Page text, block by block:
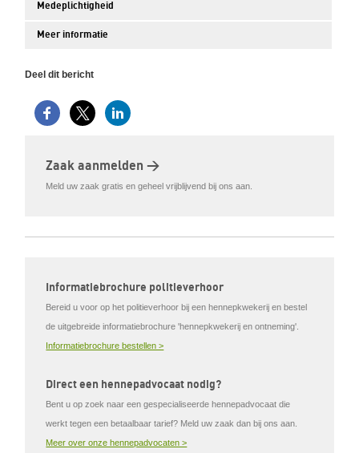
Medeplichtigheid
Meer informatie
Deel dit bericht
Zaak aanmelden >
Meld uw zaak gratis en geheel vrijblijvend bij ons aan.
Informatiebrochure politieverhoor
Bereid u voor op het politieverhoor bij een hennepkwekerij en bestel
de uitgebreide informatiebrochure 'hennepkwekerij en ontneming'.
Informatiebrochure bestellen >
Direct een hennepadvocaat nodig?
Bent u op zoek naar een gespecialiseerde hennepadvocaat die
werkt tegen een betaalbaar tarief? Meld uw zaak dan bij ons aan.
Meer over onze hennepadvocaten >